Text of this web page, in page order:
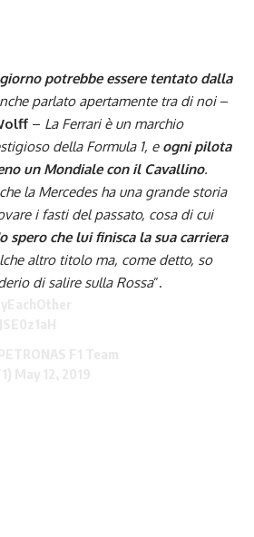
potrebbe essere tentato dalla
parlato apertamente tra di noi–
– La Ferrari è un marchio
della Formula 1, e ogni pilota
un Mondiale con il Cavallino.
la Mercedes ha una grande storia
i fasti del passato, cosa di cui
spero che lui finisca la sua carriera
altro titolo ma, come detto, so
di salire sulla Rossa”.